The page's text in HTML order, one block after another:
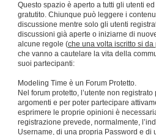
Questo spazio è aperto a tutti gli utenti
gratutito. Chiunque può leggere i
discussione mentre solo gli utenti
discussioni già aperte o iniziarne di
alcune regole (che una volta iscritto si
che vanno a cautelare la vita della
suoi partecipanti:
Modeling Time è un Forum Protetto.
Nel forum protetto, l’utente non
argomenti e per poter partecipare
esprimere le proprie opinioni è
registrazione prevede, normalmente,
Username, di una propria Password e di